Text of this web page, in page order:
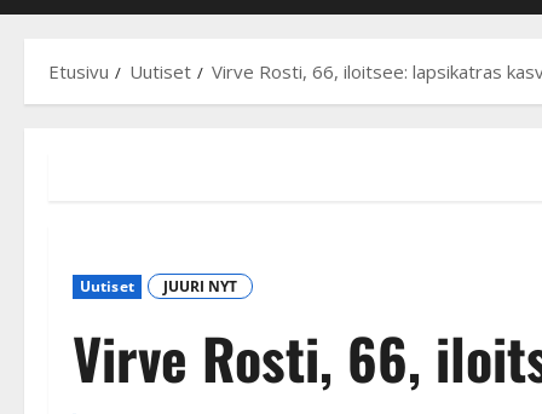
Etusivu Uutiset Virve Rosti, 66, iloitsee: lapsikatras
Uutiset JUURI NYT
Virve Rosti, 66,